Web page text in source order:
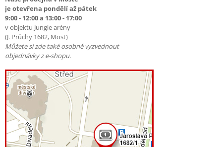
je otevřena pondělí až pátek
9:00 - 12:00 a 13:00 - 17:00
v objektu Jungle arény
(J. Průchy 1682, Most)
Můžete si zde také osobně vyzvednout
objednávky z e-shopu.